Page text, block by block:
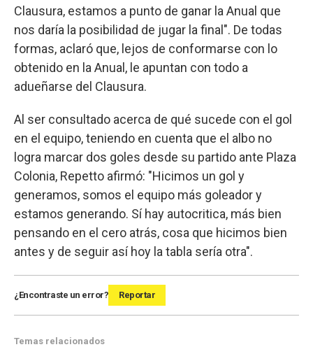
Clausura, estamos a punto de ganar la Anual que
nos daría la posibilidad de jugar la final". De todas
formas, aclaró que, lejos de conformarse con lo
obtenido en la Anual, le apuntan con todo a
adueñarse del Clausura.
Al ser consultado acerca de qué sucede con el gol
en el equipo, teniendo en cuenta que el albo no
logra marcar dos goles desde su partido ante Plaza
Colonia, Repetto afirmó: "Hicimos un gol y
generamos, somos el equipo más goleador y
estamos generando. Sí hay autocritica, más bien
pensando en el cero atrás, cosa que hicimos bien
antes y de seguir así hoy la tabla sería otra".
¿Encontraste un error? Reportar
Temas relacionados